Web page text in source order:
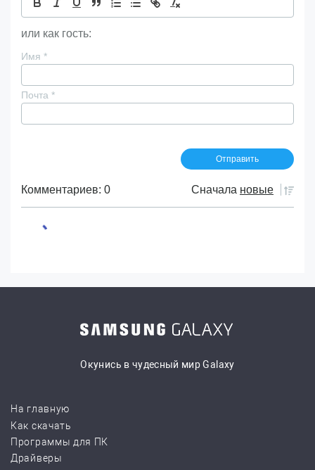
или как гость:
Имя *
Почта *
Комментариев: 0 Сначала новые
Окунись в чудесный мир Galaxy
На главную
Как скачать
Программы для ПК
Драйверы